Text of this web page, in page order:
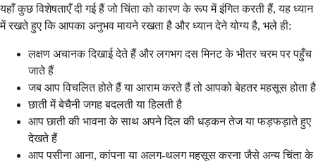
यहाँ कुछ विशेषताएँ दी गई हैं जो चिंता को कारण के रूप में इंगित करती हैं, यह ध्यान
में रखते हुए कि आपका अनुभव मायने रखता है और ध्यान देने योग्य है, भले ही:
लक्षण अचानक दिखाई देते हैं और लगभग दस मिनट के भीतर चरम पर पहुँच
जाते हैं
जब आप विचलित होते हैं या आराम करते हैं तो आपको बेहतर महसूस होता है
छाती में बेचैनी जगह बदलती या हिलती है
आप छाती की भावना के साथ अपने दिल की धड़कन तेज या फड़फड़ाते हुए
देखते हैं
आप पसीना आना, कांपना या अलग-थलग महसूस करना जैसे अन्य चिंता के